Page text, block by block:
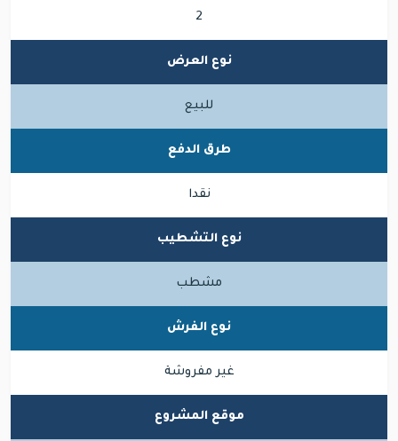
2
نوع العرض
للبيع
طرق الدفع
نقدا
نوع التشطيب
مشطب
نوع الفرش
غير مفروشة
موقع المشروع